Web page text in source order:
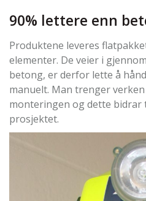
90% lettere enn
Produktene leveres
elementer. De veier i
betong, er derfor lette å
manuelt. Man trenger
monteringen og dette bidrar
prosjektet.